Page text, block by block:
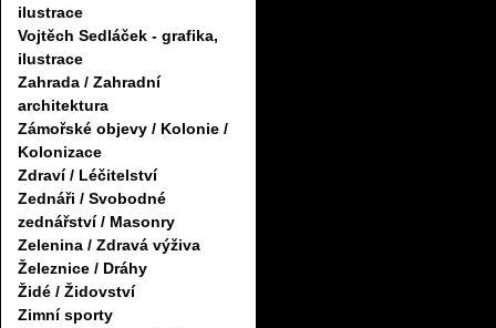
ilustrace
Vojtěch Sedláček - grafika,
ilustrace
Zahrada / Zahradní
architektura
Zámořské objevy / Kolonie /
Kolonizace
Zdraví / Léčitelství
Zednáři / Svobodné
zednářství / Masonry
Zelenina / Zdravá výživa
Železnice / Dráhy
Židé / Židovství
Zimní sporty